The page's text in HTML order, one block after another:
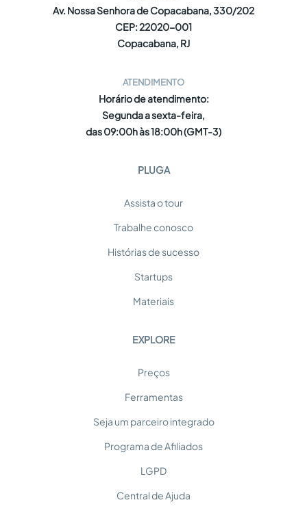
Av. Nossa Senhora de Copacabana, 330/202
CEP: 22020-001
Copacabana, RJ
ATENDIMENTO
Horário de atendimento:
Segunda a sexta-feira,
das 09:00h às 18:00h (GMT-3)
PLUGA
Assista o tour
Trabalhe conosco
Histórias de sucesso
Startups
Materiais
EXPLORE
Preços
Ferramentas
Seja um parceiro integrado
Programa de Afiliados
LGPD
Central de Ajuda